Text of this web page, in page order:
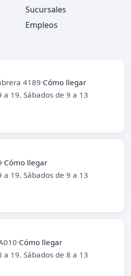
Sucursales
Empleos
4189·Cómo llegar
a 19. Sábados de 9 a 13
·Cómo llegar
a 19. Sábados de 9 a 13
·Cómo llegar
a 19. Sábados de 8 a 13